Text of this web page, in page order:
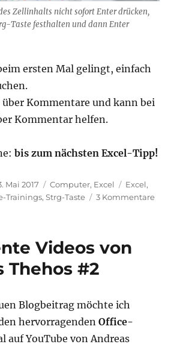
Zellinhalts nicht sofort Enter drücken,
Taste festhalten und dann Enter
ersten Mal gelingt, einfach
Kommentare und kann bei
Kommentar helfen.
bis zum nächsten Excel-Tipp!
Mai 2017 Kategorien
Computer, Excel Schlagwörter
Excel,
Trainings,Strg-Taste 3 Kommentarezu
Videos von
Thehos #2
Blogbeitrag möchte ich
hervorragendenOffice-
auf YouTube von Andreas